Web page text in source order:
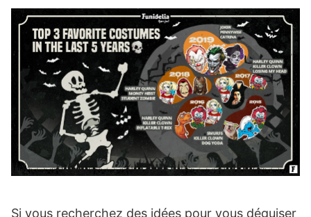
Si vous recherchez des idées pour vous déguiser